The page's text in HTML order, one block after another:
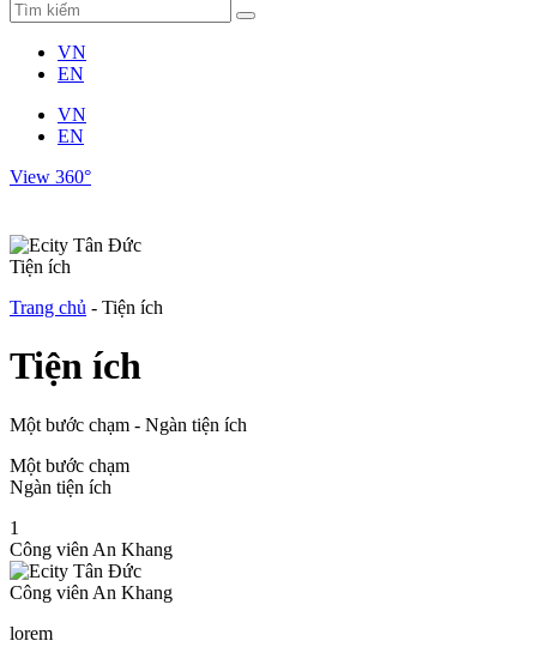
VN
EN
VN
EN
View 360°
Tiện ích
Trang chủ - Tiện ích
Tiện ích
Một bước chạm - Ngàn tiện ích
Một bước chạm
Ngàn tiện ích
1
Công viên An Khang
Công viên An Khang
lorem